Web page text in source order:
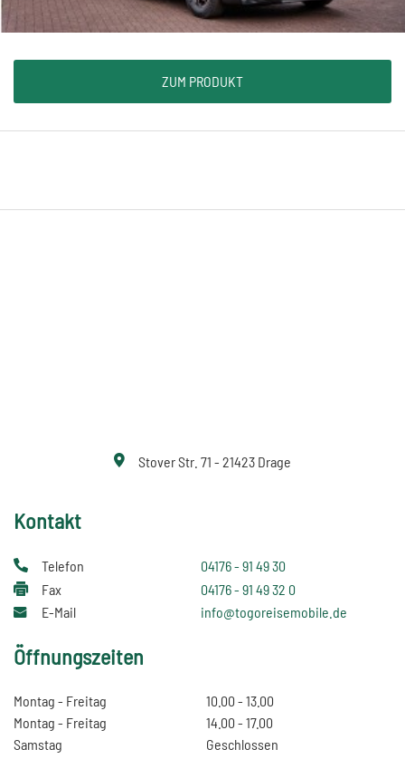
ZUM PRODUKT
Stover Str. 71 - 21423 Drage
Kontakt
Telefon
04176 - 91 49 30
Fax
04176 - 91 49 32 0
E-Mail
info@togoreisemobile.de
Öffnungszeiten
Montag - Freitag
10.00 - 13.00
Montag - Freitag
14.00 - 17.00
Samstag
Geschlossen